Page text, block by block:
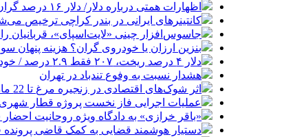
اظهارات همتی درباره دلار/ دلار ۱۶ درصد گران شده؛ این افزایش طبیعی است
کانتینرهای ایرانی در بندر کراچی ترخیص می‌شود| تخفیف ۸۰ درصدی برای
جاسوس‌افزار چینی «لایت‌اسپای»، قربانیان را در ۱۳ کشور ازجمله آمریکا
بنزین ارزان یا خودروی گران؟ هزینه
دلار ۴ درصد ریخت، ۲۰۷ فقط ۲.۹ درصد / خودرو زیر فشار دلار کوتاه می‌آید؟
هشدار نسبت به وفوع تندباد در تهران
اثر شوک‌های اقتصادی در زنجیره مرغ تا 22 ماه باقی می‌ماند
عملیات اجرایی فاز نخست پروژه قطار
«باقر خرازی» به دادگاه ویژه روحانیت
دستیار هوشمند قضایی به کمک قاضی پرونده